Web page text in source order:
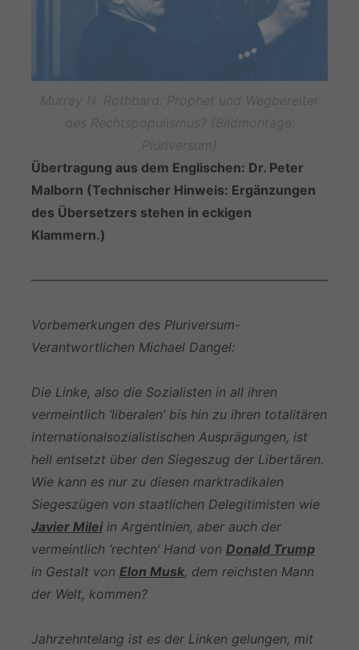
Übertragung aus dem Englischen: Dr. Peter
Malborn (Technischer Hinweis: Ergänzungen
des Übersetzers stehen in eckigen
Klammern.)
Vorbemerkungen des Pluriversum-
Verantwortlichen Michael Dangel:
Die Linke, also die Sozialisten in all ihren
vermeintlich ‘liberalen’ bis hin zu ihren totalitären
internationalsozialistischen Ausprägungen, ist
hell entsetzt über den Siegeszug der Libertären.
Wie kann es nur zu diesen marktradikalen
Siegeszügen von staatlichen Delegitimisten wie
Javier Mileiin Argentinien, aber auch der
vermeintlich ‘rechten’ Hand von Donald Trump
in Gestalt von Elon Musk, dem reichsten Mann
der Welt, kommen?
Jahrzehntelang ist es der Linken gelungen, mit